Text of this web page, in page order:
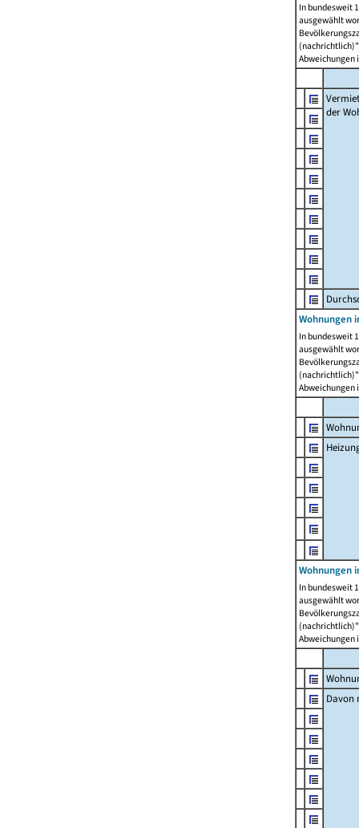
In bundesweit
ausgewählt
Abweichungen
der
Wohnungen
In bundesweit
ausgewählt
Abweichungen
Wohnungen
In bundesweit
ausgewählt
Abweichungen
Davon